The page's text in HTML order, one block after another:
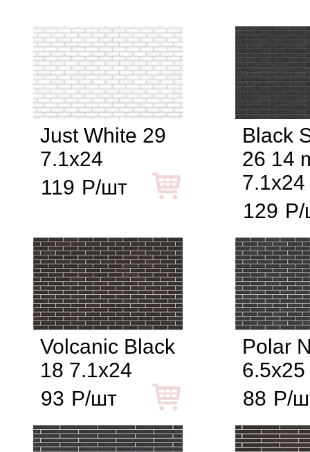
Just White 29
7.1x24
119 Р/шт
Black
26 14
7.1x24
129 Р/
Volcanic Black
18 7.1x24
93 Р/шт
Polar
6.5x25
88 Р/